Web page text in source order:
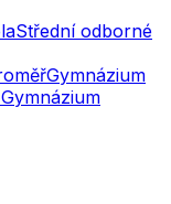
Střední odborné
Gymnázium